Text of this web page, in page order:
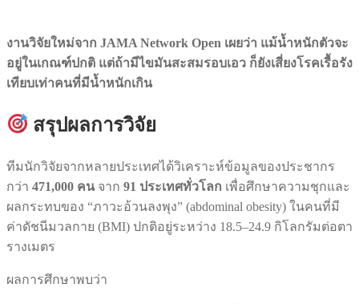
งานวิจัยใหม่จาก JAMA Network Open เผยว่า แม้น้ำหนักตัวจะ
อยู่ในเกณฑ์ปกติ แต่ถ้ามีไขมันสะสมรอบเอว ก็ยังเสี่ยงโรคเรื้อรัง
เทียบเท่าคนที่มีน้ำหนักเกิน
สรุปผลการวิจัย
ทีมนักวิจัยจากหลายประเทศได้วิเคราะห์ข้อมูลของประชากร
กว่า 471,000 คน จาก 91 ประเทศทั่วโลก เพื่อศึกษาความชุกและ
ผลกระทบของ “ภาวะอ้วนลงพุง” (abdominal obesity) ในคนที่มี
ค่าดัชนีมวลกาย (BMI) ปกติอยู่ระหว่าง 18.5–24.9 กิโลกรัมต่อตา
รางเมตร
ผลการศึกษาพบว่า